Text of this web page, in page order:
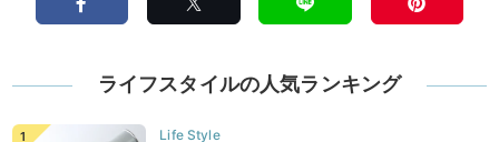
ライフスタイルの人気ランキング